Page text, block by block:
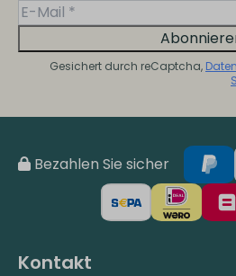
Gesichert durch reCaptcha,
Bezahlen Sie sicher
Kontakt